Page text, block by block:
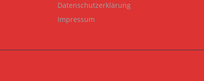
Datenschutzerklärung
Impressum